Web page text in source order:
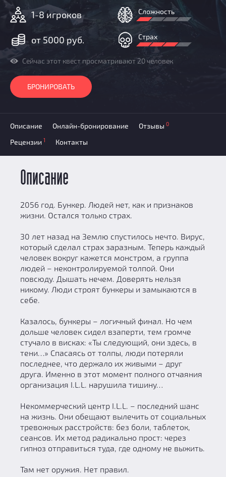
Новости
Добавить квест
Партнерам
1-8 игроков
от 5000 руб.
Сложность
Страх
Сейчас этот квест просматривают 20 человек
БРОНИРОВАТЬ
Описание Онлайн-бронирование Отзывы 0
Рецензии 1 Контакты
Описание
2056 год. Бункер. Людей нет, как и признаков
жизни. Остался только страх.
30 лет назад на Землю спустилось нечто. Вирус,
который сделал страх заразным. Теперь каждый
человек вокруг кажется монстром, а группа
людей – неконтролируемой толпой. Они
повсюду. Дышать нечем. Доверять нельзя
никому. Люди строят бункеры и замыкаются в
себе.
Казалось, бункеры – логичный финал. Но чем
дольше человек сидел взаперти, тем громче
стучало в висках: «Ты следующий, они здесь, в
тени…» Спасаясь от толпы, люди потеряли
последнее, что держало их живыми – друг
друга. Именно в этот момент полного отчаяния
организация I.L.L. нарушила тишину…
Некоммерческий центр I.L.L. – последний шанс
на жизнь. Они обещают вылечить от социальных
тревожных расстройств: без боли, таблеток,
сеансов. Их метод радикально прост: через
гипноз отправиться туда, где одному не выжить.
Там нет оружия. Нет правил.